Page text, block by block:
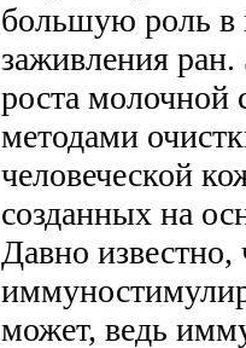
большую роль в
заживления
роста молочной
методами
человеческой
созданных на
Давно известно,
может, ведь